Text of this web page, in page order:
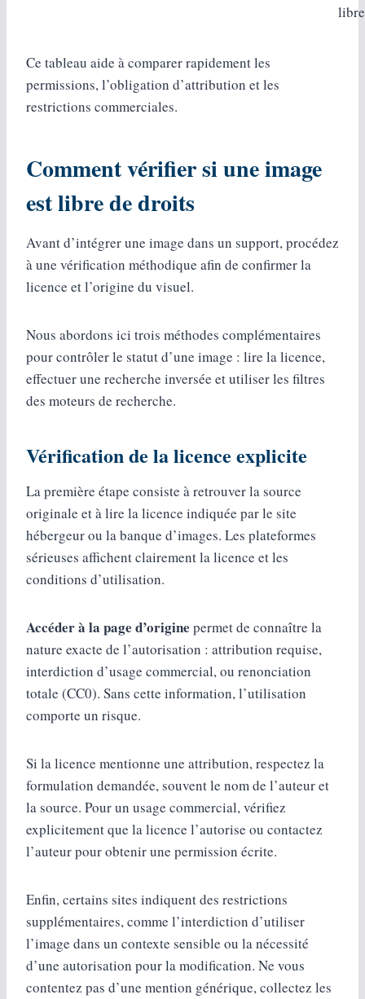
Ce tableau aide à comparer rapidement les
permissions, l’obligation d’attribution et les
restrictions commerciales.
Comment vérifier si une image
est libre de droits
Avant d’intégrer une image dans un support, procédez
à une vérification méthodique afin de confirmer la
licence et l’origine du visuel.
Nous abordons ici trois méthodes complémentaires
pour contrôler le statut d’une image : lire la licence,
effectuer une recherche inversée et utiliser les filtres
des moteurs de recherche.
Vérification de la licence explicite
La première étape consiste à retrouver la source
originale et à lire la licence indiquée par le site
hébergeur ou la banque d’images. Les plateformes
sérieuses affichent clairement la licence et les
conditions d’utilisation.
Accéder à la page d’origine permet de connaître la
nature exacte de l’autorisation : attribution requise,
interdiction d’usage commercial, ou renonciation
totale (CC0). Sans cette information, l’utilisation
comporte un risque.
Si la licence mentionne une attribution, respectez la
formulation demandée, souvent le nom de l’auteur et
la source. Pour un usage commercial, vérifiez
explicitement que la licence l’autorise ou contactez
l’auteur pour obtenir une permission écrite.
Enfin, certains sites indiquent des restrictions
supplémentaires, comme l’interdiction d’utiliser
l’image dans un contexte sensible ou la nécessité
d’une autorisation pour la modification. Ne vous
contentez pas d’une mention générique, collectez les